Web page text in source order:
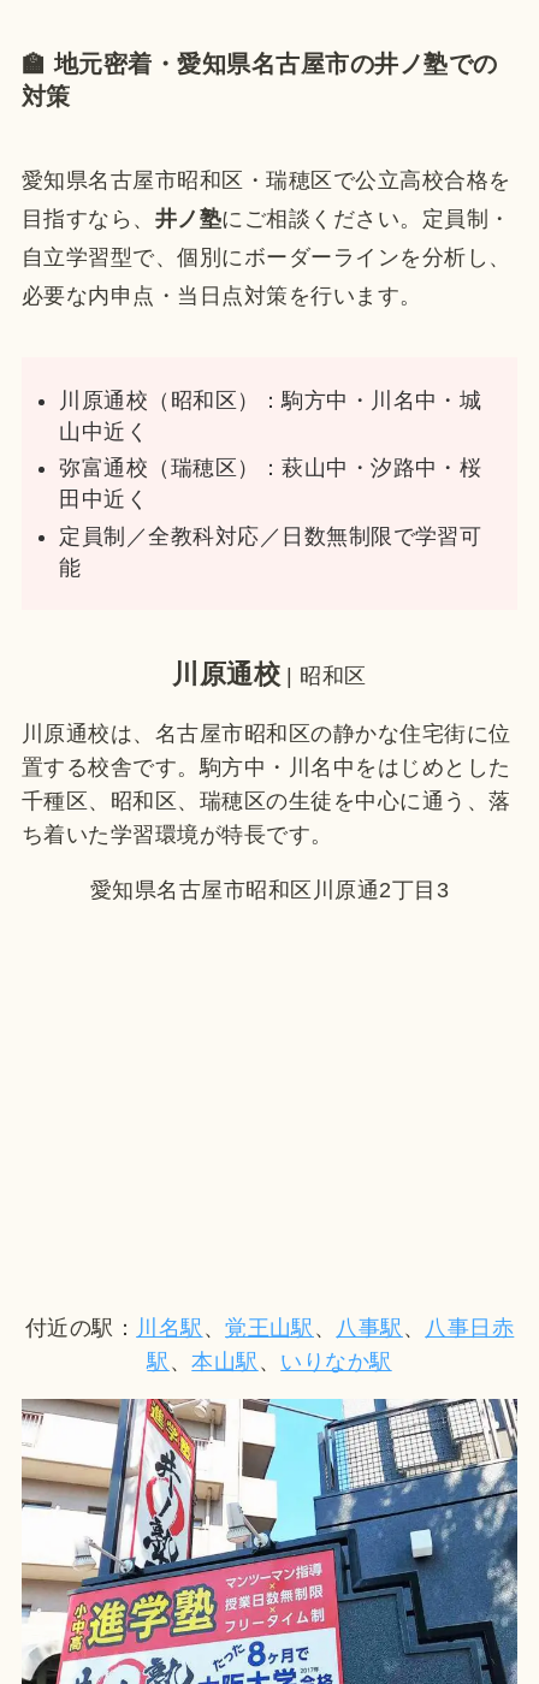
🏫 地元密着・愛知県名古屋市の井ノ塾での
対策
愛知県名古屋市昭和区・瑞穂区で公立高校合格を
目指すなら、 井ノ塾にご相談ください。定員制・
自立学習型で、個別にボーダーラインを分析し、
必要な内申点・当日点対策を行います。
川原通校（昭和区）：駒方中・川名中・城
山中近く
弥富通校（瑞穂区）：萩山中・汐路中・桜
田中近く
定員制／全教科対応／日数無制限で学習可
能
川原通校 | 昭和区
川原通校は、名古屋市昭和区の静かな住宅街に位
置する校舎です。駒方中・川名中をはじめとした
千種区、昭和区、瑞穂区の生徒を中心に通う、落
ち着いた学習環境が特長です。
愛知県名古屋市昭和区川原通2丁目3
付近の駅： 川名駅 、覚王山駅 、 八事駅 、
八事日赤
駅 、本山駅 、 いりなか駅